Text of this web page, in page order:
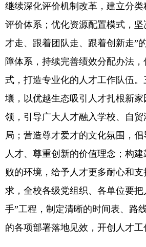
继续深化评价机制改革，建立分
评价体系；优化资源配置模式，坚
才走、跟着团队走、跟着创新走”
障体系，持续完善绩效分配办法
式，打造专业化的人才工作队伍
壤，以优越生态吸引人才扎根新家
领，引导广大人才融入学校、自
局；营造尊才爱才的文化氛围，
人才、尊重创新的价值理念；构
败的环境，给予人才更多耐心和
求，全校各级党组织、各单位要
手”工程，制定清晰的时间表、路
的各项部署落地见效，开创人才工